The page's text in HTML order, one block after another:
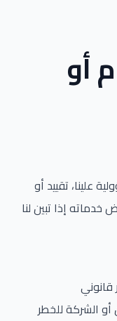
أو
علينا، تقييد أو
إذا تبين لنا
الشركة للخطر